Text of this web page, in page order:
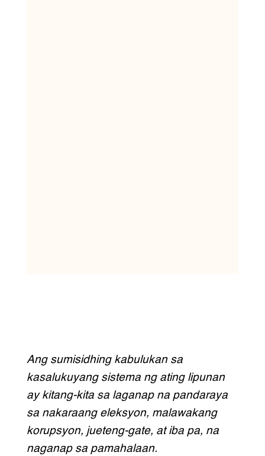
Ang sumisidhing kabulukan sa
kasalukuyang sistema ng ating lipunan
ay kitang-kita sa laganap na pandaraya
sa nakaraang eleksyon, malawakang
korupsyon, jueteng-gate, at iba pa, na
naganap sa pamahalaan.